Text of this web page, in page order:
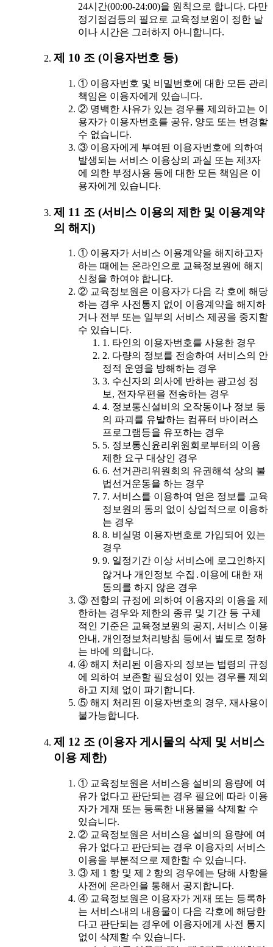
24시간(00:00-24:00)을 원칙으로 합니다. 다만
정기점검등의 필요로 교육정보원이 정한 날
이나 시간은 그러하지 아니합니다.
제 10 조 (이용자번호 등)
① 이용자번호 및 비밀번호에 대한 모든 관리
책임은 이용자에게 있습니다.
② 명백한 사유가 있는 경우를 제외하고는 이
용자가 이용자번호를 공유, 양도 또는 변경할
수 없습니다.
③ 이용자에게 부여된 이용자번호에 의하여
발생되는 서비스 이용상의 과실 또는 제3자
에 의한 부정사용 등에 대한 모든 책임은 이
용자에게 있습니다.
제 11 조 (서비스 이용의 제한 및 이용계약
의 해지)
① 이용자가 서비스 이용계약을 해지하고자
하는 때에는 온라인으로 교육정보원에 해지
신청을 하여야 합니다.
② 교육정보원은 이용자가 다음 각 호에 해당
하는 경우 사전통지 없이 이용계약을 해지하
거나 전부 또는 일부의 서비스 제공을 중지할
수 있습니다.
1. 타인의 이용자번호를 사용한 경우
2. 다량의 정보를 전송하여 서비스의 안
정적 운영을 방해하는 경우
3. 수신자의 의사에 반하는 광고성 정
보, 전자우편을 전송하는 경우
4. 정보통신설비의 오작동이나 정보 등
의 파괴를 유발하는 컴퓨터 바이러스
프로그램등을 유포하는 경우
5. 정보통신윤리위원회로부터의 이용
제한 요구 대상인 경우
6. 선거관리위원회의 유권해석 상의 불
법선거운동을 하는 경우
7. 서비스를 이용하여 얻은 정보를 교육
정보원의 동의 없이 상업적으로 이용하
는 경우
8. 비실명 이용자번호로 가입되어 있는
경우
9. 일정기간 이상 서비스에 로그인하지
않거나 개인정보 수집․이용에 대한 재
동의를 하지 않은 경우
③ 전항의 규정에 의하여 이용자의 이용을 제
한하는 경우와 제한의 종류 및 기간 등 구체
적인 기준은 교육정보원의 공지, 서비스 이용
안내, 개인정보처리방침 등에서 별도로 정하
는 바에 의합니다.
④ 해지 처리된 이용자의 정보는 법령의 규정
에 의하여 보존할 필요성이 있는 경우를 제외
하고 지체 없이 파기합니다.
⑤ 해지 처리된 이용자번호의 경우, 재사용이
불가능합니다.
제 12 조 (이용자 게시물의 삭제 및 서비스
이용 제한)
① 교육정보원은 서비스용 설비의 용량에 여
유가 없다고 판단되는 경우 필요에 따라 이용
자가 게재 또는 등록한 내용물을 삭제할 수
있습니다.
② 교육정보원은 서비스용 설비의 용량에 여
유가 없다고 판단되는 경우 이용자의 서비스
이용을 부분적으로 제한할 수 있습니다.
③ 제 1 항 및 제 2 항의 경우에는 당해 사항을
사전에 온라인을 통해서 공지합니다.
④ 교육정보원은 이용자가 게재 또는 등록하
는 서비스내의 내용물이 다음 각호에 해당한
다고 판단되는 경우에 이용자에게 사전 통지
없이 삭제할 수 있습니다.